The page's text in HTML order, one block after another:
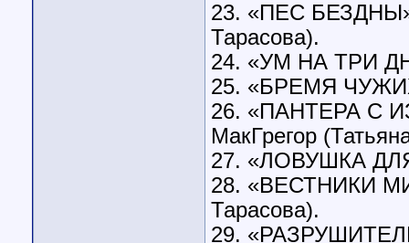
23. «ПЕС
Тарасова).
24. «УМ НА ТРИ
25. «БРЕМЯ
26. «ПАНТЕРА С
МакГрегор
27. «ЛОВУШКА
28. «ВЕСТНИКИ
Тарасова).
29.